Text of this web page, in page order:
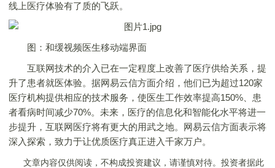
线上医疗体验有了质的飞跃。
图：和缓视频医生移动端界面
互联网技术的介入已在一定程度上改善了医疗供给关系，提
升了患者就医体验。据网易云信方面介绍，他们已为超过120家
医疗机构提供相应的技术服务，使医生工作效率提高150%、患
者看病时间减少70%。未来，医疗的信息化和智能化水平将进一
步提升，互联网医疗将有更大的用武之地。网易云信方面表示将
深入探索，致力于让优质医疗真正进入千家万户。
文章内容仅供阅读，不构成投资建议，请谨慎对待。投资者据此